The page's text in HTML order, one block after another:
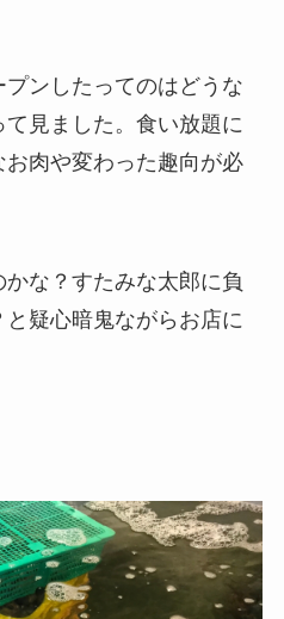
ンしたってのはどうな
見ました。食い放題に
肉や変わった趣向が必
な？すたみな太郎に負
疑心暗鬼ながらお店に